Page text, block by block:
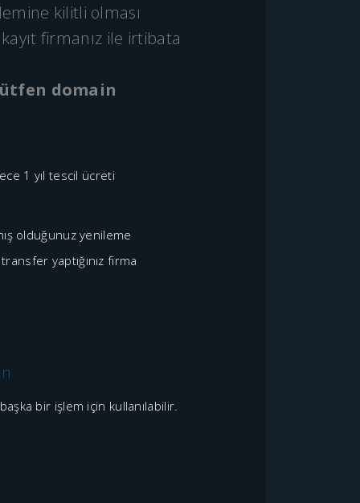
kilitli olması
firmanız ile irtibata
domain
1 yıl tescil ücreti
olduğunuz yenileme
yaptığınız firma
bir işlem için kullanılabilir.